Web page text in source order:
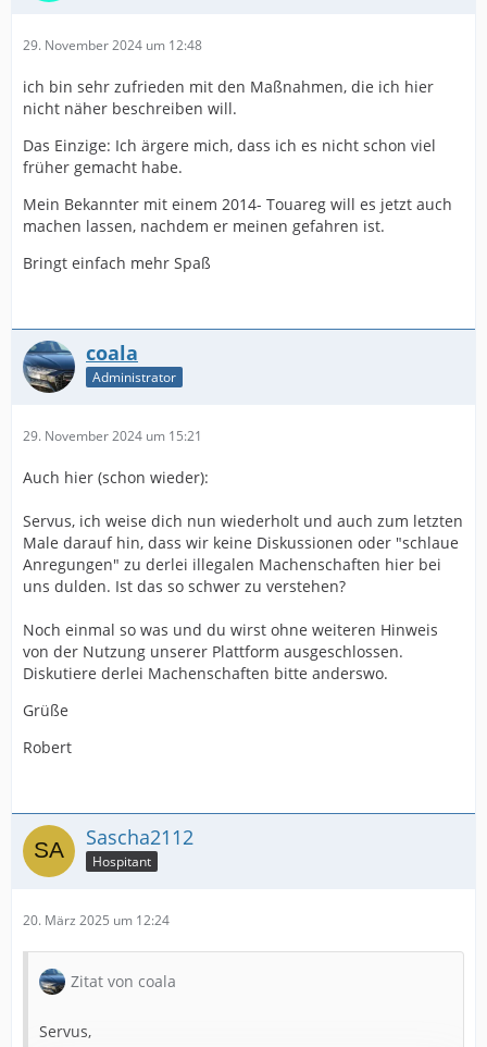
29. November 2024 um 12:48
ich bin sehr zufrieden mit den Maßnahmen, die ich hier
nicht näher beschreiben will.
Das Einzige: Ich ärgere mich, dass ich es nicht schon viel
früher gemacht habe.
Mein Bekannter mit einem 2014- Touareg will es jetzt auch
machen lassen, nachdem er meinen gefahren ist.
Bringt einfach mehr Spaß
coala
Administrator
29. November 2024 um 15:21
Auch hier (schon wieder):
Servus, ich weise dich nun wiederholt und auch zum letzten
Male darauf hin, dass wir keine Diskussionen oder "schlaue
Anregungen" zu derlei illegalen Machenschaften hier bei
uns dulden. Ist das so schwer zu verstehen?
Noch einmal so was und du wirst ohne weiteren Hinweis
von der Nutzung unserer Plattform ausgeschlossen.
Diskutiere derlei Machenschaften bitte anderswo.
Grüße
Robert
Sascha2112
Hospitant
20. März 2025 um 12:24
Zitat von coala
Servus,